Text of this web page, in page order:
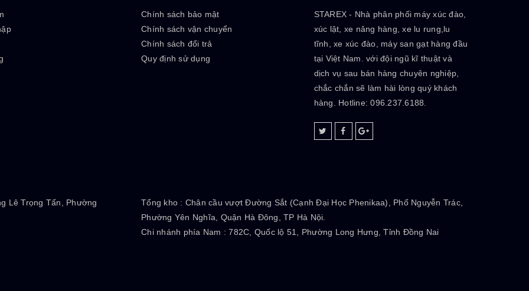
Chính sách bảo mật
Chính sách vận chuyển
Chính sách đổi trả
Quy định sử dụng
STAREX - Nhà phân phối máy xúc đào,
xúc lật, xe nâng hàng, xe lu rung,lu
tĩnh, xe xúc đào, máy san gạt hàng đầu
tại Việt Nam. với đội ngũ kĩ thuật và
dịch vụ sau bán hàng chuyên nghiệp,
chắc chắn sẽ làm hài lòng quý khách
hàng. Hotline: 096.237.6188.
Lê Trọng Tấn, Phường Tổng kho : Chân cầu vượt Đường Sắt (Cạnh Đại Học Phenikaa), Phố Nguyễn Trác,
Phường Yên Nghĩa, Quận Hà Đông, TP Hà Nội.
Chi nhánh phía Nam :782C, Quốc lộ 51, Phường Long Hưng, Tỉnh Đồng Nai